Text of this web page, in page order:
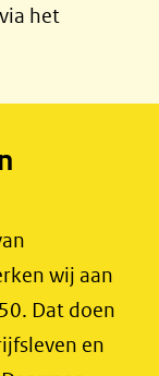
het
wij aan
Dat doen
en